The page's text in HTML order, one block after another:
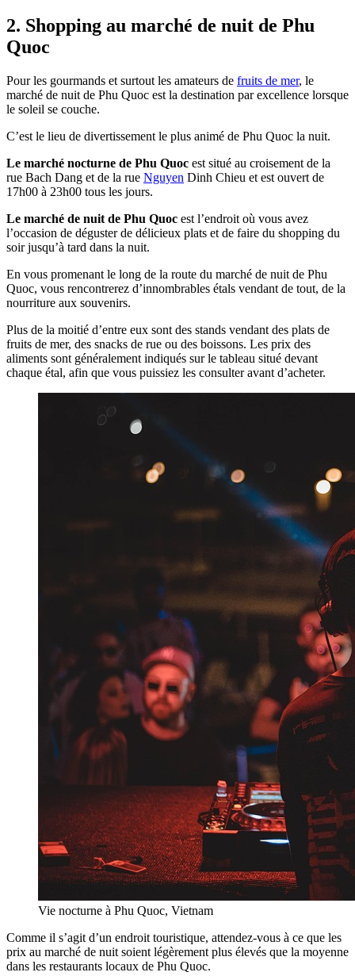
2. Shopping au marché de nuit de Phu
Quoc
Pour les gourmands et surtout les amateurs de fruits de mer, le
marché de nuit de Phu Quoc est la destination par excellence lorsque
le soleil se couche.
C’est le lieu de divertissement le plus animé de Phu Quoc la nuit.
Le marché nocturne de Phu Quoc est situé au croisement de la
rue Bach Dang et de la rue Nguyen Dinh Chieu et est ouvert de
17h00 à 23h00 tous les jours.
Le marché de nuit de Phu Quoc est l’endroit où vous avez
l’occasion de déguster de délicieux plats et de faire du shopping du
soir jusqu’à tard dans la nuit.
En vous promenant le long de la route du marché de nuit de Phu
Quoc, vous rencontrerez d’innombrables étals vendant de tout, de la
nourriture aux souvenirs.
Plus de la moitié d’entre eux sont des stands vendant des plats de
fruits de mer, des snacks de rue ou des boissons. Les prix des
aliments sont généralement indiqués sur le tableau situé devant
chaque étal, afin que vous puissiez les consulter avant d’acheter.
Vie nocturne à Phu Quoc, Vietnam
Comme il s’agit d’un endroit touristique, attendez-vous à ce que les
prix au marché de nuit soient légèrement plus élevés que la moyenne
dans les restaurants locaux de Phu Quoc.